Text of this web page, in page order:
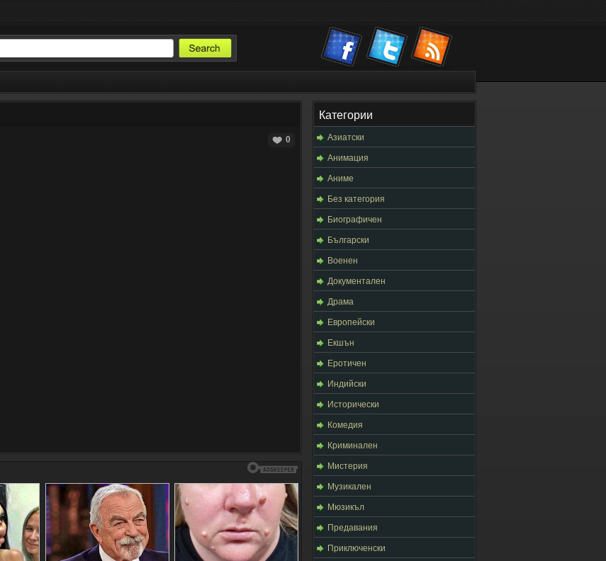
0
Категории
Азиатски
Анимация
Аниме
Без категория
Биографичен
Български
Военен
Документален
Драма
Европейски
Екшън
Еротичен
Индийски
Исторически
Комедия
Криминален
Мистерия
Музикален
Мюзикъл
Предавания
Приключенски